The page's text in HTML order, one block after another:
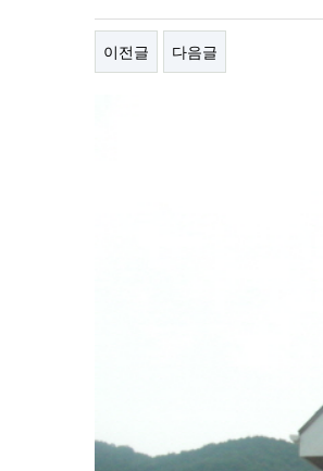
이전글 다음글